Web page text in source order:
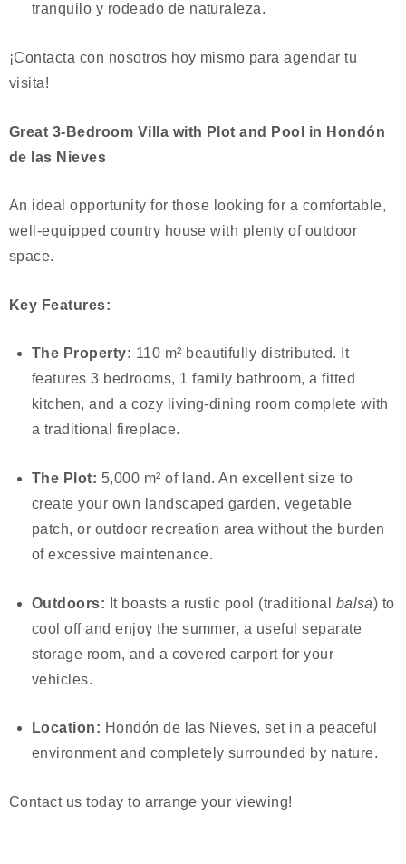
tranquilo y rodeado de naturaleza.
¡Contacta con nosotros hoy mismo para agendar tu
visita!
Great 3-Bedroom Villa with Plot and Pool in Hondón
de las Nieves
An ideal opportunity for those looking for a comfortable,
well-equipped country house with plenty of outdoor
space.
Key Features:
The Property: 110 m² beautifully distributed. It
features 3 bedrooms, 1 family bathroom, a fitted
kitchen, and a cozy living-dining room complete with
a traditional fireplace.
The Plot: 5,000 m² of land. An excellent size to
create your own landscaped garden, vegetable
patch, or outdoor recreation area without the burden
of excessive maintenance.
Outdoors: It boasts a rustic pool (traditional balsa) to
cool off and enjoy the summer, a useful separate
storage room, and a covered carport for your
vehicles.
Location: Hondón de las Nieves, set in a peaceful
environment and completely surrounded by nature.
Contact us today to arrange your viewing!